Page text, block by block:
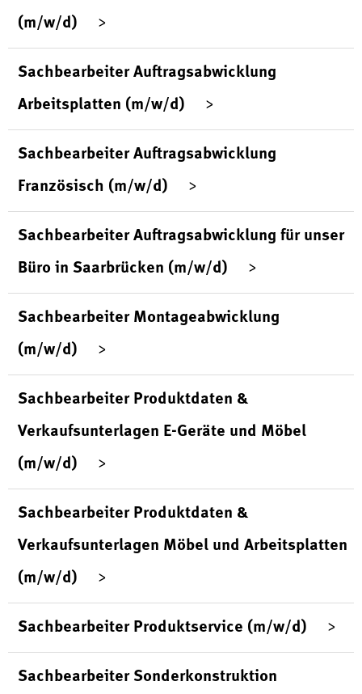
(m/w/d)
Sachbearbeiter Auftragsabwicklung
Arbeitsplatten (m/w/d)
Sachbearbeiter Auftragsabwicklung
Französisch (m/w/d)
Sachbearbeiter Auftragsabwicklung für unser
Büro in Saarbrücken (m/w/d)
Sachbearbeiter Montageabwicklung
(m/w/d)
Sachbearbeiter Produktdaten &
Verkaufsunterlagen E-Geräte und Möbel
(m/w/d)
Sachbearbeiter Produktdaten &
Verkaufsunterlagen Möbel und Arbeitsplatten
(m/w/d)
Sachbearbeiter Produktservice (m/w/d)
Sachbearbeiter Sonderkonstruktion